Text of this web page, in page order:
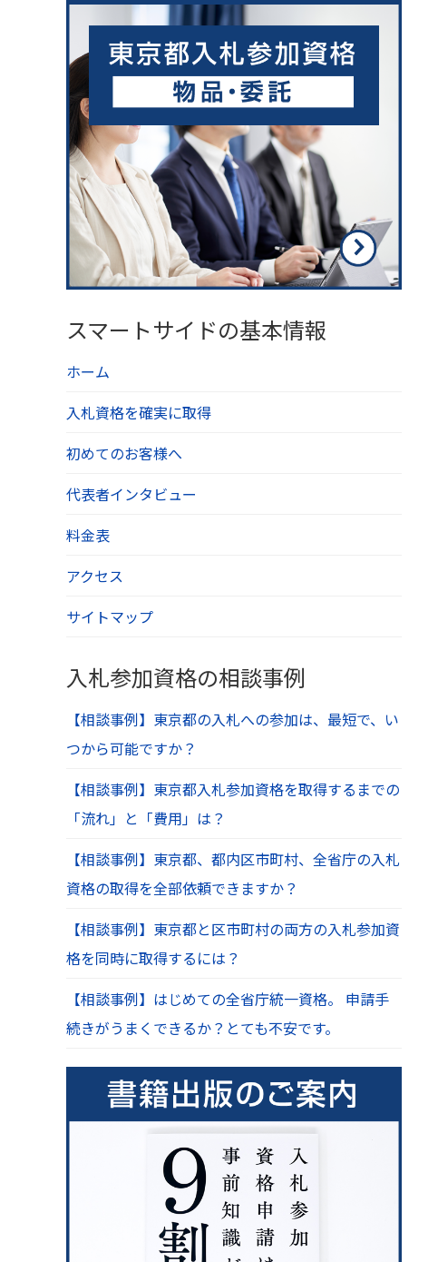
スマートサイドの基本情報
ホーム
入札資格を確実に取得
初めてのお客様へ
代表者インタビュー
料金表
アクセス
サイトマップ
入札参加資格の相談事例
【相談事例】東京都の入札への参加は、最短で、い
つから可能ですか？
【相談事例】東京都入札参加資格を取得するまでの
「流れ」と「費用」は？
【相談事例】東京都、都内区市町村、全省庁の入札
資格の取得を全部依頼できますか？
【相談事例】東京都と区市町村の両方の入札参加資
格を同時に取得するには？
【相談事例】はじめての全省庁統一資格。 申請手
続きがうまくできるか？とても不安です。